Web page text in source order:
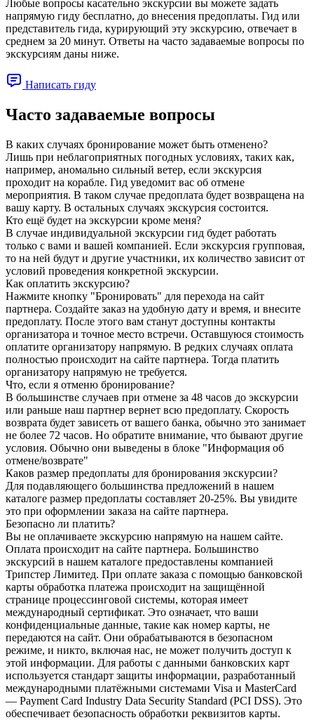
Любые вопросы касательно экскурсии вы можете задать
напрямую гиду бесплатно, до внесения предоплаты. Гид или
представитель гида, курирующий эту экскурсию, отвечает в
среднем за 20 минут. Ответы на часто задаваемые вопросы по
экскурсиям даны ниже.
Написать гиду
Часто задаваемые вопросы
В каких случаях бронирование может быть отменено?
Лишь при неблагоприятных погодных условиях, таких как,
например, аномально сильный ветер, если экскурсия
проходит на корабле. Гид уведомит вас об отмене
мероприятия. В таком случае предоплата будет возвращена на
вашу карту. В остальных случаях экскурсия состоится.
Кто ещё будет на экскурсии кроме меня?
В случае индивидуальной экскурсии гид будет работать
только с вами и вашей компанией. Если экскурсия групповая,
то на ней будут и другие участники, их количество зависит от
условий проведения конкретной экскурсии.
Как оплатить экскурсию?
Нажмите кнопку "Бронировать" для перехода на сайт
партнера. Создайте заказ на удобную дату и время, и внесите
предоплату. После этого вам станут доступны контакты
организатора и точное место встречи. Оставшуюся стоимость
оплатите организатору напрямую. В редких случаях оплата
полностью происходит на сайте партнера. Тогда платить
организатору напрямую не требуется.
Что, если я отменю бронирование?
В большинстве случаев при отмене за 48 часов до экскурсии
или раньше наш партнер вернет всю предоплату. Скорость
возврата будет зависеть от вашего банка, обычно это занимает
не более 72 часов. Но обратите внимание, что бывают другие
условия. Обычно они выведены в блоке "Информация об
отмене/возврате"
Каков размер предоплаты для бронирования экскурсии?
Для подавляющего большинства предложений в нашем
каталоге размер предоплаты составляет 20-25%. Вы увидите
это при оформлении заказа на сайте партнера.
Безопасно ли платить?
Вы не оплачиваете экскурсию напрямую на нашем сайте.
Оплата происходит на сайте партнера. Большинство
экскурсий в нашем каталоге предоставлены компанией
Трипстер Лимитед. При оплате заказа с помощью банковской
карты обработка платежа происходит на защищённой
странице процессинговой системы, которая имеет
международный сертификат. Это означает, что ваши
конфиденциальные данные, такие как номер карты, не
передаются на сайт. Они обрабатываются в безопасном
режиме, и никто, включая нас, не может получить доступ к
этой информации. Для работы с данными банковских карт
используется стандарт защиты информации, разработанный
международными платёжными системами Visa и MasterCard
— Payment Card Industry Data Security Standard (PCI DSS). Это
обеспечивает безопасность обработки реквизитов карты.